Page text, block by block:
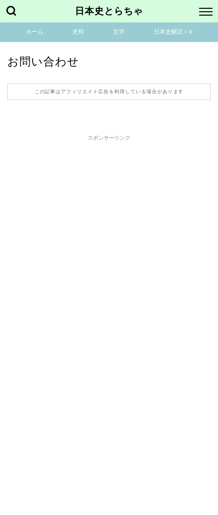
日本史とらちゃ
ホーム 史料 文学 日本史解説＋α
お問い合わせ
この記事はアフィリエイト広告を利用している場合があります
スポンサーリンク